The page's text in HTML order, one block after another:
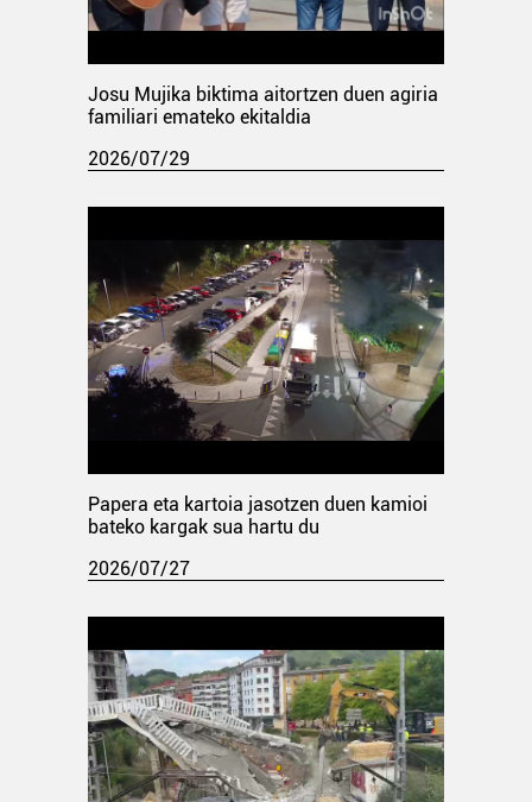
Josu Mujika biktima aitortzen duen agiria
familiari emateko ekitaldia
2026/07/29
Papera eta kartoia jasotzen duen kamioi
bateko kargak sua hartu du
2026/07/27